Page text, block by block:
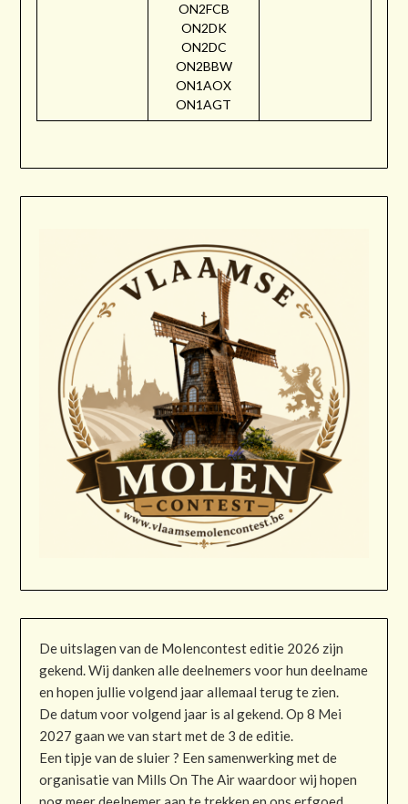
ON2FCB
ON2DK
ON2DC
ON2BBW
ON1AOX
ON1AGT
De uitslagen van de Molencontest editie 2026 zijn
gekend. Wij danken alle deelnemers voor hun deelname
en hopen jullie volgend jaar allemaal terug te zien.
De datum voor volgend jaar is al gekend. Op 8 Mei
2027 gaan we van start met de 3 de editie.
Een tipje van de sluier ? Een samenwerking met de
organisatie van Mills On The Air waardoor wij hopen